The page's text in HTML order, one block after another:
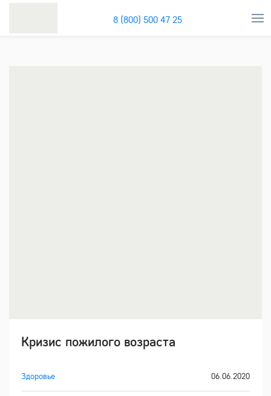
8 (800) 500 47 25
Кризис пожилого возраста
Здоровье 06.06.2020